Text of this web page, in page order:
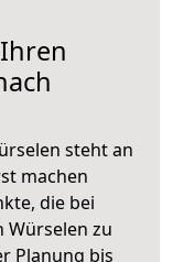
steht an
machen
die bei
Würselen zu
Planung bis